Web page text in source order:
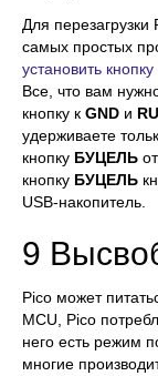
Для
самых простых
установить
Все, что вам
кнопку к GND и
удерживаете
кнопку БУЦЕЛЬ
кнопку БУЦЕЛЬ
USB-накопитель.
9
Pico может
MCU, Pico
него есть режим
многие